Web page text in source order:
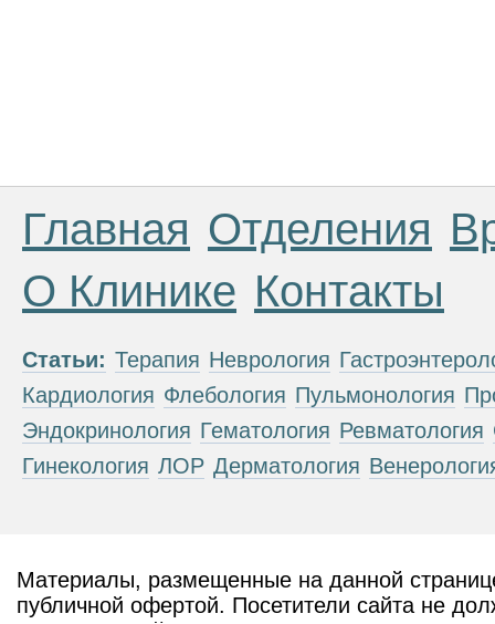
Главная Отделения
О Клинике Контакты
Статьи: Терапия Неврология
Кардиология Флебология Пульмонология
Эндокринология Гематология Ревматология
Гинекология ЛОР Дерматология
Материалы, размещенные на данной
публичной офертой. Посетители сайта не